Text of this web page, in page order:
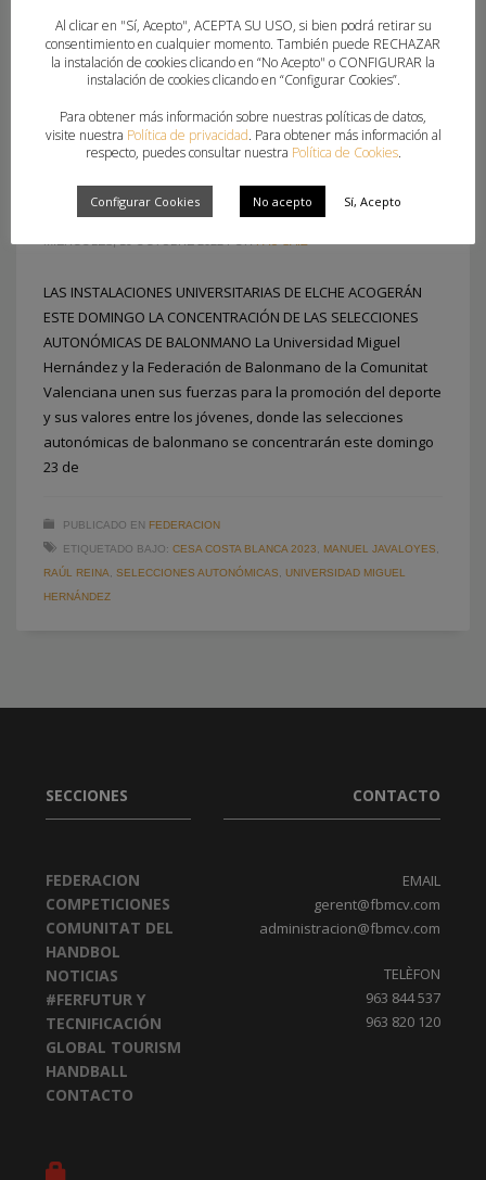
LA UNIVERSIDAD MIGUEL HERNÁNDEZ Y LA
FBMCV, UNIDOS POR LA PROMOCIÓN DEL
DEPORTE
LAS INSTALACIONES UNIVERSITARIAS DE ELCHE ACOGERÁN
ESTE DOMINGO LA CONCENTRACIÓN DE LAS SELECCIONES
AUTONÓMICAS DE BALONMANO La Universidad Miguel
Hernández y la Federación de Balonmano de la Comunitat
Valenciana unen sus fuerzas para la promoción del deporte
y sus valores entre los jóvenes, donde las selecciones
autonómicas de balonmano se concentrarán este domingo
23 de
PUBLICADO EN FEDERACION
ETIQUETADO BAJO: CESA COSTA BLANCA 2023 MANUEL JAVALOYES
RAÚL REINA
SELECCIONES AUTONÓMICAS
UNIVERSIDAD MIGUEL
HERNÁNDEZ
SECCIONES
FEDERACION
COMPETICIONES
COMUNITAT DEL
HANDBOL
NOTICIAS
#FERFUTUR Y
TECNIFICACIÓN
GLOBAL TOURISM
HANDBALL
CONTACTO
CONTACTO
EMAIL
gerent@fbmcv.com
administracion@fbmcv.com
TELÈFON
963 844 537
963 820 120
Al clicar en "Sí, Acepto", ACEPTA SU USO, si bien podrá retirar su
consentimiento en cualquier momento. También puede RECHAZAR
la instalación de cookies clicando en “No Acepto" o CONFIGURAR la
instalación de cookies clicando en “Configurar Cookies”.
Para obtener más información sobre nuestras políticas de datos,
visite nuestra Política de privacidad. Para obtener más información al
respecto, puedes consultar nuestra Política de Cookies.
Configurar Cookies No acepto Sí, Acepto